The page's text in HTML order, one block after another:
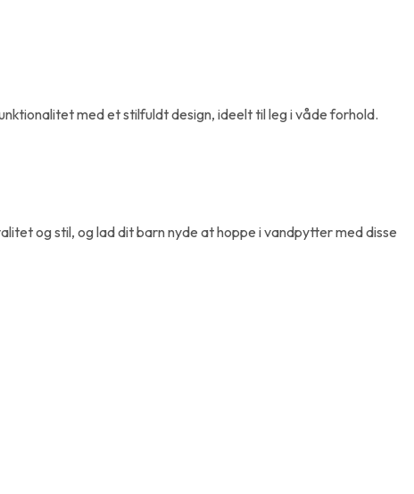
med et stilfuldt design, ideelt til leg i våde forhold.
og stil, og lad dit barn nyde at hoppe i vandpytter med disse